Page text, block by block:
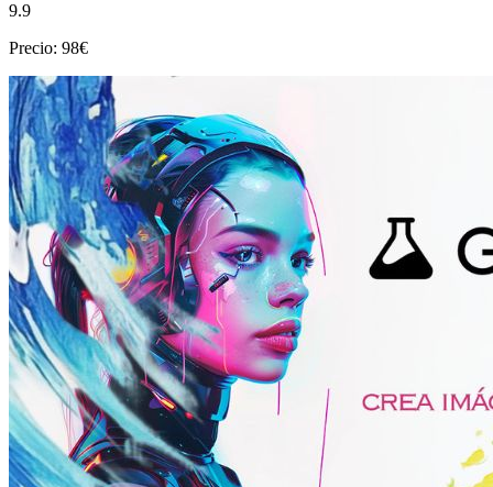
9.9
Precio: 98€